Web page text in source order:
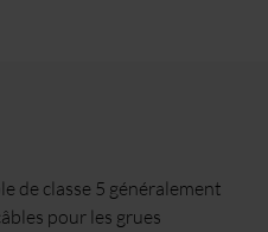
de classe 5 généralement
pour les grues